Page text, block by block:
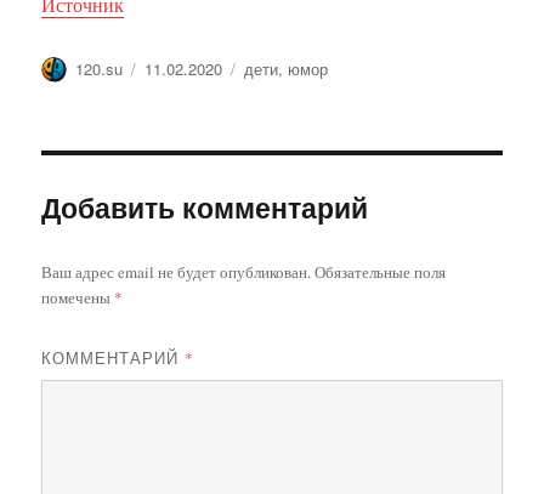
Автор
120.su Опубликовано
11.02.2020 Метки
дети, юмор
Добавить комментарий
Ваш адрес email не будет опубликован.Обязательные поля
помечены *
КОММЕНТАРИЙ *